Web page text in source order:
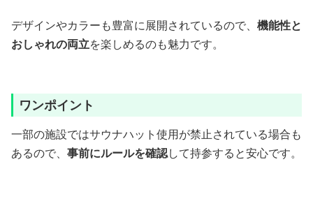
デザインやカラーも豊富に展開されているので、 機能性と
おしゃれの両立を楽しめるのも魅力です。
ワンポイント
一部の施設ではサウナハット使用が禁止されている場合も
あるので、 事前にルールを確認して持参すると安心です。